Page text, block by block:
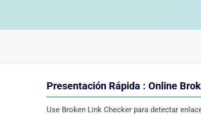
Presentación Rápida : Online
Use Broken Link Checker para detectar